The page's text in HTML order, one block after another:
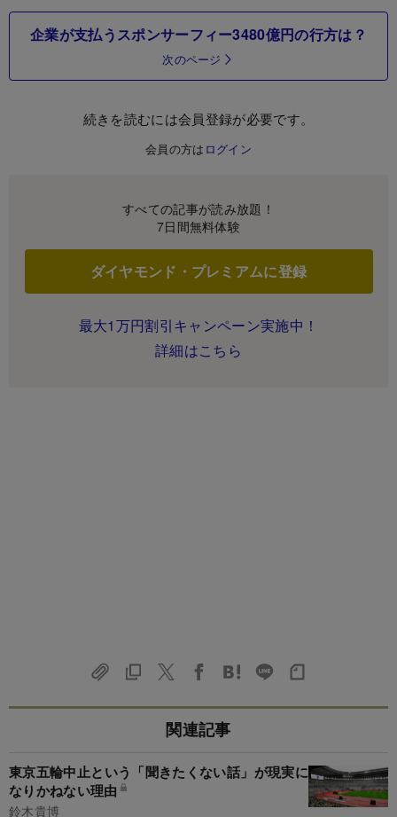
企業が支払うスポンサーフィー3480億円の行方は？
次のページ
続きを読むには会員登録が必要です。
会員の方は ログイン
すべての記事が読み放題！
7日間無料体験
ダイヤモンド・プレミアムに登録
最大1万円割引キャンペーン実施中！
詳細はこちら
関連記事
東京五輪中止という「聞きたくない話」が現実に
なりかねない理由
鈴木貴博